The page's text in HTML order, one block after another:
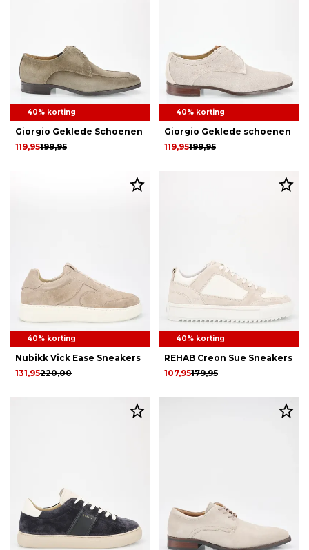
40% korting
Giorgio Geklede Schoenen
199,95
119,95
40% korting
Giorgio Geklede schoenen
199,95
119,95
40% korting
Nubikk Vick Ease Sneakers
220,00
131,95
40% korting
REHAB Creon Sue Sneakers
179,95
107,95